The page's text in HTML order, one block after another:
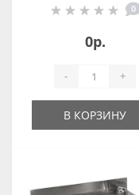
нажимной
к стене
0
0р.
- +
В КОРЗИНУ